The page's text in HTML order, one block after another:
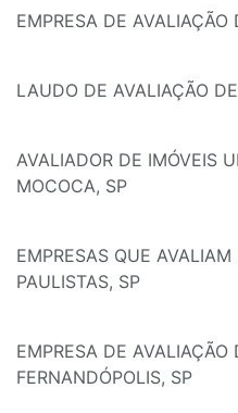
EMPRESA DE
LAUDO DE AVALIAÇÃO
AVALIADOR DE IMÓVEIS
MOCOCA, SP
EMPRESAS QUE
PAULISTAS, SP
EMPRESA DE AVALIAÇÃO
FERNANDÓPOLIS, SP